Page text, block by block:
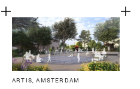
ARTIS, AMSTERDAM